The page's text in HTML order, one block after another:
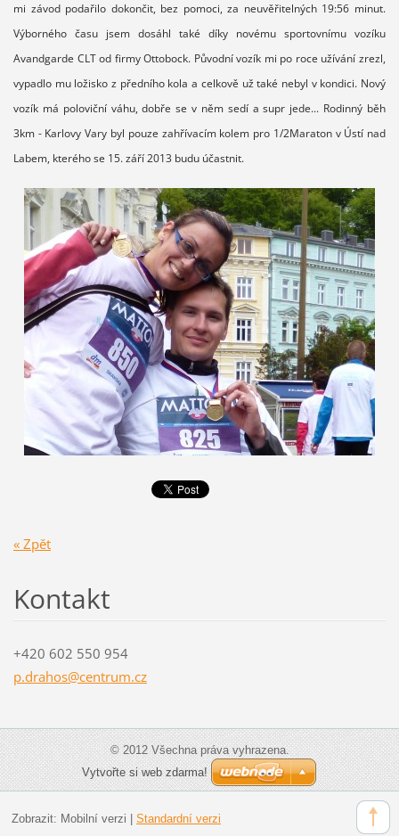
mi závod podařilo dokončit, bez pomoci, za neuvěřitelných 19:56 minut.
Výborného času jsem dosáhl také díky novému sportovnímu vozíku
Avandgarde CLT od firmy Ottobock. Původní vozík mi po roce užívání zrezl,
vypadlo mu ložisko z předního kola a celkově už také nebyl v kondici. Nový
vozík má poloviční váhu, dobře se v něm sedí a supr jede... Rodinný běh
3km - Karlovy Vary byl pouze zahřívacím kolem pro 1/2Maraton v Ústí nad
Labem, kterého se 15. září 2013 budu účastnit.
« Zpět
Kontakt
+420 602 550 954
p.drahos@centrum.cz
© 2012 Všechna práva vyhrazena.
Vytvořte si web zdarma!
Zobrazit: Mobilní verzi Standardní verzi